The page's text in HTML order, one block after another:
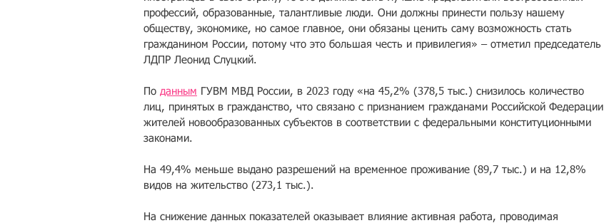
профессий, образованные, талантливые люди. Они должны принести пользу нашему
обществу, экономике, но самое главное, они обязаны ценить саму возможность стать
гражданином России, потому что это большая честь и привилегия» – отметил председатель
ЛДПР Леонид Слуцкий.
По данным ГУВМ МВД России, в 2023 году «на 45,2% (378,5 тыс.) снизилось количество
лиц, принятых в гражданство, что связано с признанием гражданами Российской Федерации
жителей новообразованных субъектов в соответствии с федеральными конституционными
законами.
На 49,4% меньше выдано разрешений на временное проживание (89,7 тыс.) и на 12,8%
видов на жительство (273,1 тыс.).
На снижение данных показателей оказывает влияние активная работа, проводимая